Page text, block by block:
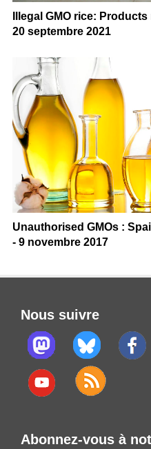
Illegal GMO rice:
20 septembre 2021
Unauthorised GMOs :
- 9 novembre 2017
Nous suivre
Abonnez-vous à